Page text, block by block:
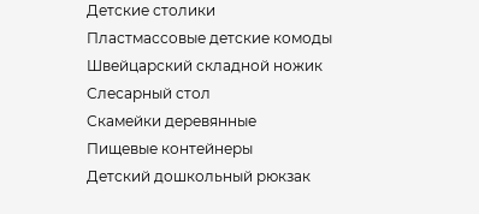
Детские столики
Пластмассовые детские комоды
Швейцарский складной ножик
Слесарный стол
Скамейки деревянные
Пищевые контейнеры
Детский дошкольный рюкзак